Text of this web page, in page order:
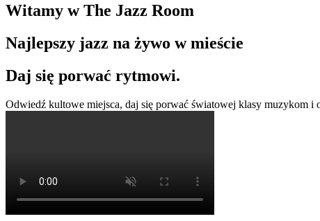
Witamy w The Jazz Room
Najlepszy jazz na żywo w mieście
Daj się porwać rytmowi.
Odwiedź kultowe miejsca, daj się porwać światowej klasy muzykom i